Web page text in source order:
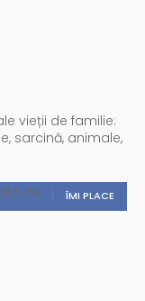
vieții de familie:
sarcină, animale,
ÎMI PLACE
de